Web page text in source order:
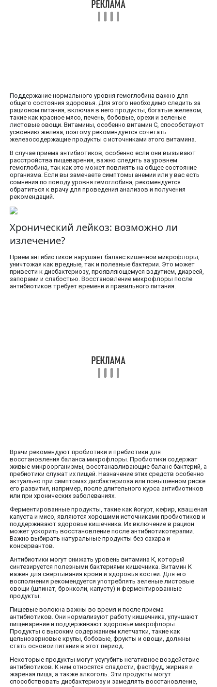
Поддержание нормального уровня гемоглобина важно для
общего состояния здоровья. Для этого необходимо следить за
рационом питания, включая в него продукты, богатые железом,
такие как красное мясо, печень, бобовые, орехи и зеленые
листовые овощи. Витамины, особенно витамин C, способствуют
усвоению железа, поэтому рекомендуется сочетать
железосодержащие продукты с источниками этого витамина.
В случае приема антибиотиков, особенно если они вызывают
расстройства пищеварения, важно следить за уровнем
гемоглобина, так как это может повлиять на общее состояние
организма. Если вы замечаете симптомы анемии или у вас есть
сомнения по поводу уровня гемоглобина, рекомендуется
обратиться к врачу для проведения анализов и получения
рекомендаций.
Хронический лейкоз: возможно ли
излечение?
Прием антибиотиков нарушает баланс кишечной микрофлоры,
уничтожая как вредные, так и полезные бактерии. Это может
привести к дисбактериозу, проявляющемуся вздутием, диареей,
запорами и слабостью. Восстановление микрофлоры после
антибиотиков требует времени и правильного питания.
Врачи рекомендуют пробиотики и пребиотики для
восстановления баланса микрофлоры. Пробиотики содержат
живые микроорганизмы, восстанавливающие баланс бактерий, а
пребиотики служат их пищей. Назначение этих средств особенно
актуально при симптомах дисбактериоза или повышенном риске
его развития, например, после длительного курса антибиотиков
или при хронических заболеваниях.
Ферментированные продукты, такие как йогурт, кефир, квашеная
капуста и мисо, являются хорошими источниками пробиотиков и
поддерживают здоровье кишечника. Их включение в рацион
может ускорить восстановление после антибиотикотерапии.
Важно выбирать натуральные продукты без сахара и
консервантов.
Антибиотики могут снижать уровень витамина К, который
синтезируется полезными бактериями кишечника. Витамин К
важен для свертывания крови и здоровья костей. Для его
восполнения рекомендуется употреблять зеленые листовые
овощи (шпинат, брокколи, капусту) и ферментированные
продукты.
Пищевые волокна важны во время и после приема
антибиотиков. Они нормализуют работу кишечника, улучшают
пищеварение и поддерживают здоровье микрофлоры.
Продукты с высоким содержанием клетчатки, такие как
цельнозерновые крупы, бобовые, фрукты и овощи, должны
стать основой питания в этот период.
Некоторые продукты могут усугубить негативное воздействие
антибиотиков. К ним относятся сладости, фастфуд, жирная и
жареная пища, а также алкоголь. Эти продукты могут
способствовать дисбактериозу и замедлять восстановление,